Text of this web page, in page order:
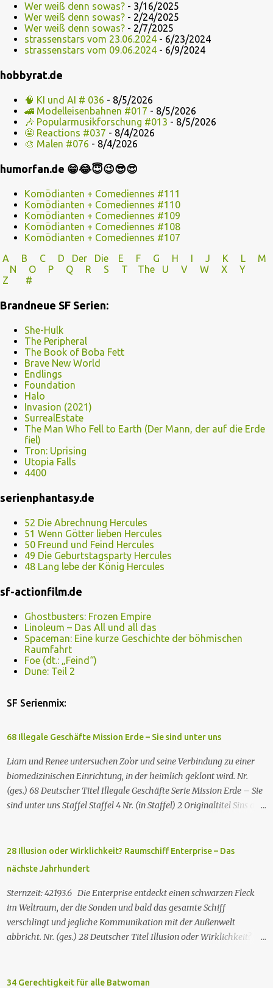
Wer weiß denn sowas? - 3/16/2025
Wer weiß denn sowas? - 2/24/2025
Wer weiß denn sowas? - 2/7/2025
strassenstars vom 23.06.2024 - 6/23/2024
strassenstars vom 09.06.2024 - 6/9/2024
hobbyrat.de
🧠 KI und AI # 036 - 8/5/2026
🚄 Modelleisenbahnen #017 - 8/5/2026
🎶 Popularmusikforschung #013 - 8/5/2026
🤩 Reactions #037 - 8/4/2026
🎨 Malen #076 - 8/4/2026
humorfan.de 😁😂😇😉😎😍
Komödianten + Comediennes #111
Komödianten + Comediennes #110
Komödianten + Comediennes #109
Komödianten + Comediennes #108
Komödianten + Comediennes #107
A
B C D Der Die E F G H I J K L
M
N
O P Q R S T The U V
W X Y
Z
#
Brandneue SF Serien:
She-Hulk
The Peripheral
The Book of Boba Fett
Brave New World
Endlings
Foundation
Halo
Invasion (2021)
SurrealEstate
The Man Who Fell to Earth (Der Mann, der auf die Erde
fiel)
Tron: Uprising
Utopia Falls
4400
serienphantasy.de
52 Die Abrechnung Hercules
51 Wenn Götter lieben Hercules
50 Freund und Feind Hercules
49 Die Geburtstagsparty Hercules
48 Lang lebe der König Hercules
sf-actionfilm.de
Ghostbusters: Frozen Empire
Linoleum – Das All und all das
Spaceman: Eine kurze Geschichte der böhmischen
Raumfahrt
Foe (dt.: „Feind“)
Dune: Teil 2
SF Serienmix:
68 Illegale Geschäfte Mission Erde – Sie sind unter uns
Liam und Renee untersuchen Zo'or und seine Verbindung zu einer
biomedizinischen Einrichtung, in der heimlich geklont wird. Nr.
(ges.) 68 Deutscher Titel Illegale Geschäfte Serie Mission Erde – Sie
sind unter uns Staffel Staffel 4 Nr. (in Staffel) 2 Original­titel Sins of
25. Sep. 2001 Es kommt eine außerirdische Rasse, die Taelons oder
Gefährten genannt wird, auf die Erde. Sie bieten den Menschen auf
Hungersnöte eindämmen, Umweltprobleme lösen und Konflikte
beenden können. Im Gegenzug verlangen sie, dass man sie auf der
Erde leben lässt. Doch eine Gruppe von Erdlingen, die an der
Freundlichkeit der Taelons zweifelt, organisiert eine
verstehen nach und nach, dass jede Spezies die...
28 Illusion oder Wirklichkeit? Raumschiff Enterprise – Das
nächste Jahrhundert
Sternzeit: 42193.6 Die Enterprise entdeckt einen schwarzen Fleck
im Weltraum, der die Sonden und bald das gesamte Schiff
verschlingt und jegliche Kommunikation mit der Außenwelt
abbricht. Nr. (ges.) 28 Deutscher Titel Illusion oder Wirklichkeit?
Winrich Kolbe Buch Jack B. Sowards Erstaus­strahlung USA 26. Nov.
34 Gerechtigkeit für alle Batwoman